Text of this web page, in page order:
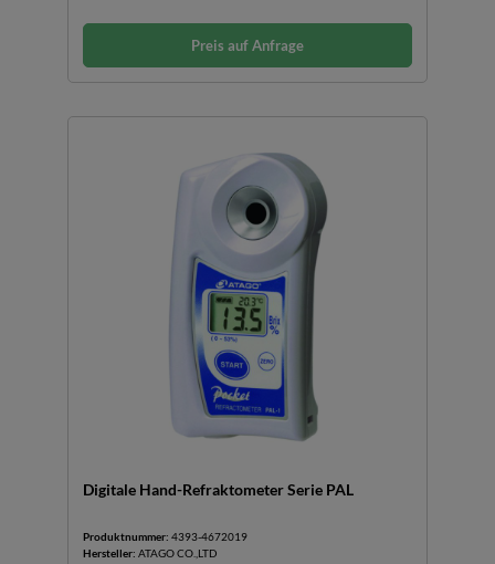
Preis auf Anfrage
Digitale Hand-Refraktometer Serie PAL
Produktnummer: 4393-4672019
Hersteller: ATAGO CO.,LTD